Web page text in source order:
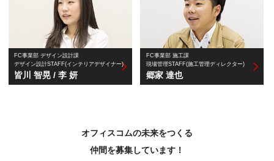
FC事業部 デザイン設計課
デザイン設計STAFF(インテリアデザイナー)
皆川 智晃 / 李 妍
FC事業部 施工課
現場管理STAFF(施工管理ディレクター)
郷家 達也
オフィスコムの未来をつくる
仲間を募集しています！